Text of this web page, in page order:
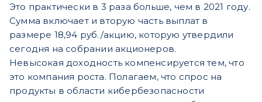
Это практически в 3 раза больше, чем в 2021 году.
Сумма включает и вторую часть выплат в
размере 18,94 руб./акцию, которую утвердили
сегодня на собрании акционеров.
Невысокая доходность компенсируется тем, что
это компания роста. Полагаем, что спрос на
продукты в области кибербезопасности